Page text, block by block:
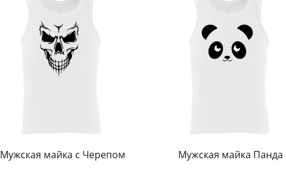
Мужская майка с Черепом Мужская майка Панда